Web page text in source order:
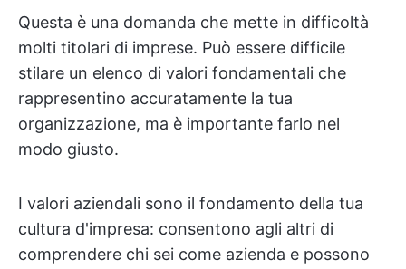
Questa è una domanda che mette in difficoltà
molti titolari di imprese. Può essere difficile
stilare un elenco di valori fondamentali che
rappresentino accuratamente la tua
organizzazione, ma è importante farlo nel
modo giusto.
I valori aziendali sono il fondamento della tua
cultura d'impresa: consentono agli altri di
comprendere chi sei come azienda e possono